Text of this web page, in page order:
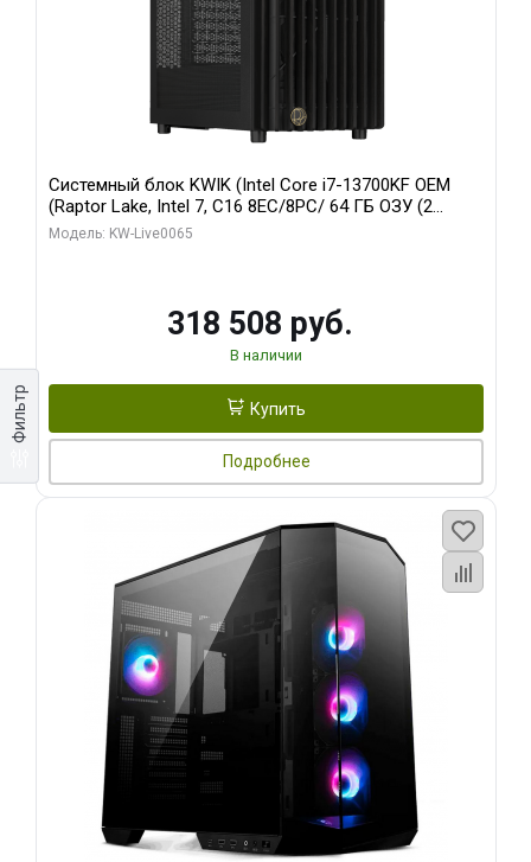
Фильтр
Системный блок KWIK (Intel Core i7-13700KF OEM
(Raptor Lake, Intel 7, C16 8EC/8PC/ 64 ГБ ОЗУ (2
модуля)/ ASUS RTX5080 PROART OC 16GB GDDR7
Модель: KW-Live0065
318 508 руб.
В наличии
Купить
Подробнее